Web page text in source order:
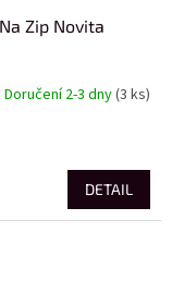
Zip Novita
Doručení 2-3 dny(3 ks)
DETAIL